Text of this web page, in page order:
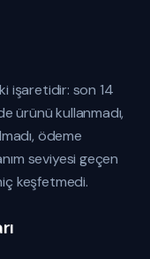
işaretidir: son 14
ürünü kullanmadı,
ödeme
seviyesi geçen
keşfetmedi.